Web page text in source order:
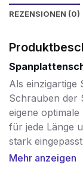
REZENSIONEN (0)
Als einzigartige
Schrauben der
eigene
für jede Länge
stark
Kurze
Mehr anzeigen